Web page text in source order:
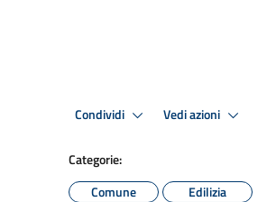
Condividi Vedi azioni
Categorie:
Comune
Edilizia